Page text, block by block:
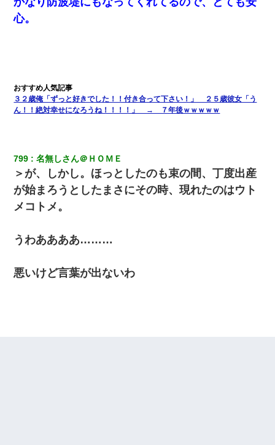
心。
３２歳俺「ずっと好きでした！！付き合って下さい！」 ２５歳彼女「う
ん！！絶対幸せになろうね！！！！」 → ７年後ｗｗｗｗｗ
799 名無しさん＠ＨＯＭＥ
＞が、しかし。ほっとしたのも束の間、丁度出産
が始まろうとしたまさにその時、現れたのはウト
メコトメ。
うわああああ………
悪いけど言葉が出ないわ